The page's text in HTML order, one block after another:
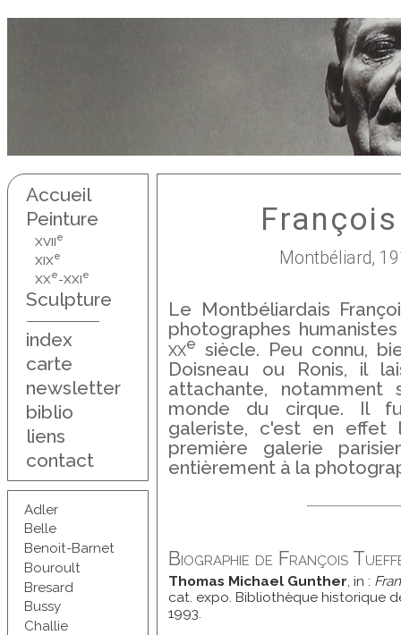
Accueil
Peinture
XVIIe
XIXe
XXe-XXIe
Sculpture
index
carte
newsletter
biblio
liens
contact
Adler
Belle
Benoit-Barnet
Bouroult
Bresard
Bussy
Challie
Montbéliard,
Le Montbéliardais
photographes
xxe siècle. Peu connu,
Doisneau ou Ronis, il
attachante, notamment
monde du cirque. Il
galeriste, c'est en effet
première galerie
entièrement à la
Biographie de François
Thomas Michael Gunther, in :
cat. expo. Bibliothèque historique
1993.